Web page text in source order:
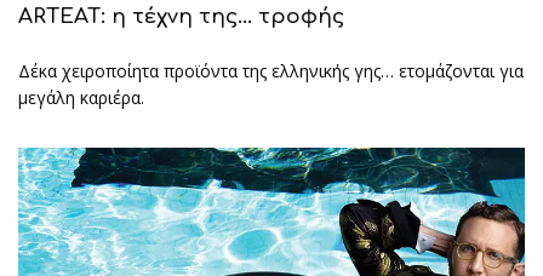
ARTEAT: η τέχνη της… τροφής
Δέκα χειροποίητα προϊόντα της ελληνικής γης… ετομάζονται για
μεγάλη καριέρα.